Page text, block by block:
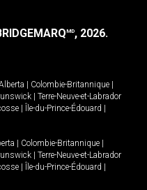
MD, 2026.
Colombie-Britannique
Terre-Neuve-et-Labrador
Île-du-Prince-Édouard
Colombie-Britannique
Terre-Neuve-et-Labrador
Île-du-Prince-Édouard